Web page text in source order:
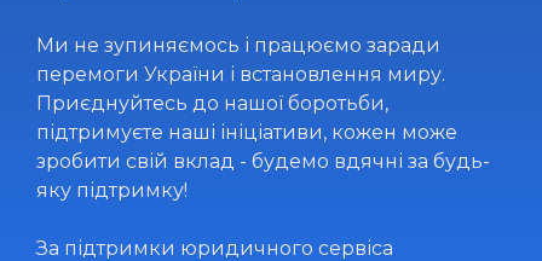
Ми не зупиняємось і працюємо заради
перемоги України і встановлення миру.
Приєднуйтесь до нашої боротьби,
підтримуєте наші ініціативи, кожен може
зробити свій вклад - будемо вдячні за будь-
яку підтримку!
За підтримки юридичного сервіса